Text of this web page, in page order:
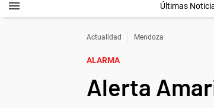
Últimas
Actualidad Mendoza
ALARMA
Alerta